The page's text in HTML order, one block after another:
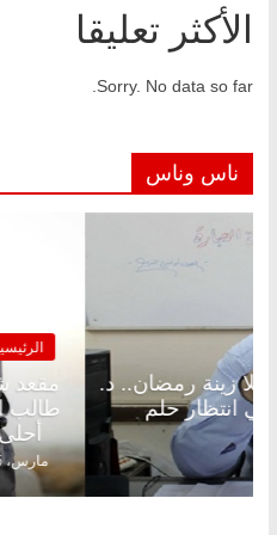
الأكثر تعليقا
Sorry. No data so far.
ناس وناس
ناس وناس
شاغر على الإفطار وبلكونة
فاروق خبير اقتصادي
2026